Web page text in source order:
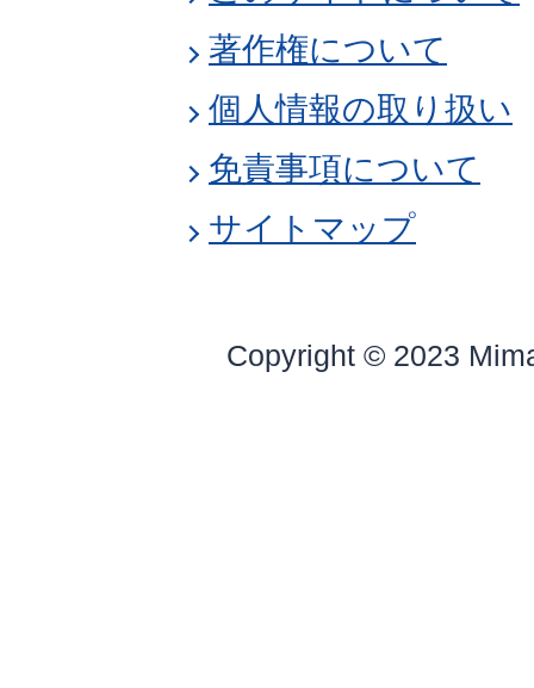
著作権について
個人情報の取り扱い
免責事項について
サイトマップ
Copyright © 2023